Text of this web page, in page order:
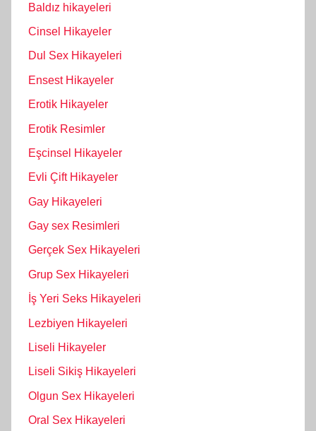
Baldız hikayeleri
Cinsel Hikayeler
Dul Sex Hikayeleri
Ensest Hikayeler
Erotik Hikayeler
Erotik Resimler
Eşcinsel Hikayeler
Evli Çift Hikayeler
Gay Hikayeleri
Gay sex Resimleri
Gerçek Sex Hikayeleri
Grup Sex Hikayeleri
İş Yeri Seks Hikayeleri
Lezbiyen Hikayeleri
Liseli Hikayeler
Liseli Sikiş Hikayeleri
Olgun Sex Hikayeleri
Oral Sex Hikayeleri